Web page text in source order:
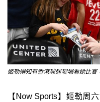
姬勒得知有香港球迷現場看她比
【Now Sports】姬勒周